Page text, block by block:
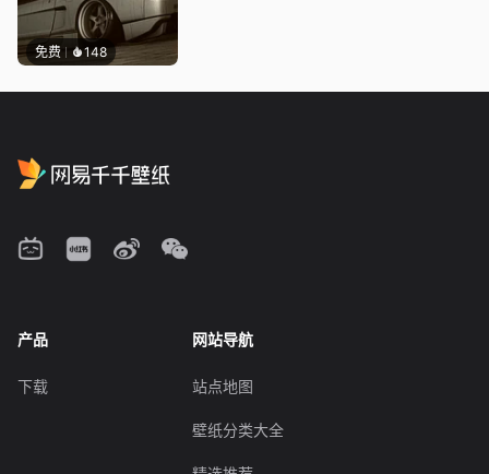
免费 148
产品
下载
网站导航
站点地图
壁纸分类大全